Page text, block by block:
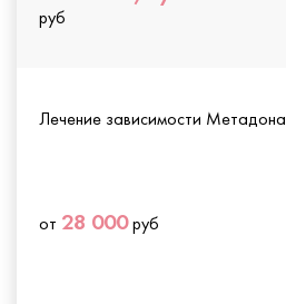
руб
Лечение зависимости Метадона
от 28 000руб